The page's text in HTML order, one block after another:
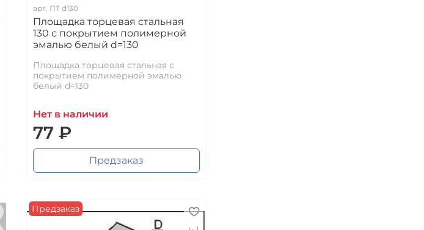
арт. ПТ d130
Площадка торцевая стальная
130 с покрытием полимерной
эмалью белый d=130
Площадка торцевая стальная с
покрытием полимерной эмалью
белый d=130
Нет в наличии
77 ₽
Предзаказ
Предзаказ